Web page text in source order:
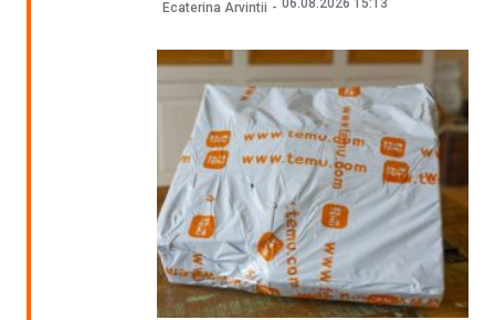
Ecaterina Arvintii 06.08.2026 15:13